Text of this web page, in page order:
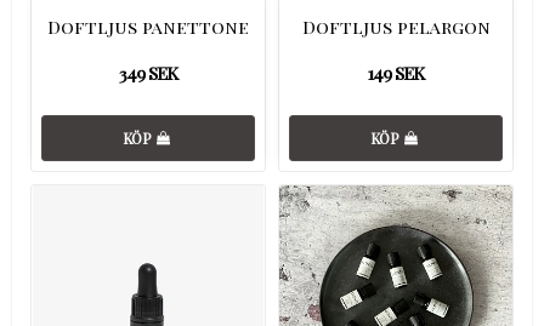
Doftljus panettone
349 SEK
KÖP
Doftljus pelargon
149 SEK
KÖP